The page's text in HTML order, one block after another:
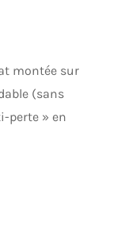
montée sur
(sans
perte » en